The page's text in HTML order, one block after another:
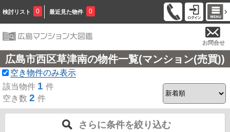
検討リスト 0 最近見た物件 0
お問合せ
広島市西区草津南の物件一覧(マンション(売買))
空き物件のみ表示
該当物件 1 件
空き数 2 件
さらに条件を絞り込む